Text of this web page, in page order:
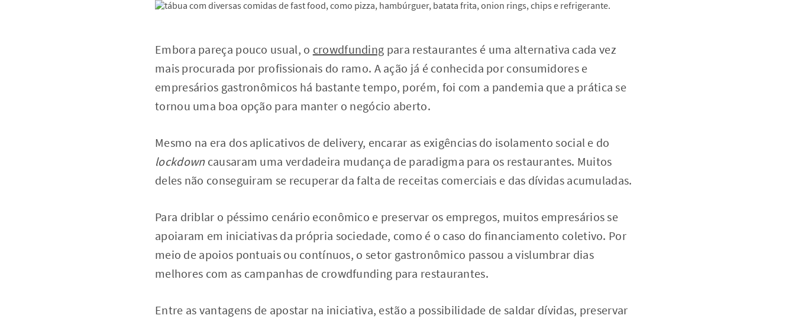
Embora pareça pouco usual, o crowdfunding para restaurantes é uma alternativa cada vez
mais procurada por profissionais do ramo. A ação já é conhecida por consumidores e
empresários gastronômicos há bastante tempo, porém, foi com a pandemia que a prática se
tornou uma boa opção para manter o negócio aberto.
Mesmo na era dos aplicativos de delivery, encarar as exigências do isolamento social e do
lockdown causaram uma verdadeira mudança de paradigma para os restaurantes. Muitos
deles não conseguiram se recuperar da falta de receitas comerciais e das dívidas acumuladas.
Para driblar o péssimo cenário econômico e preservar os empregos, muitos empresários se
apoiaram em iniciativas da própria sociedade, como é o caso do financiamento coletivo. Por
meio de apoios pontuais ou contínuos, o setor gastronômico passou a vislumbrar dias
melhores com as campanhas de crowdfunding para restaurantes.
Entre as vantagens de apostar na iniciativa, estão a possibilidade de saldar dívidas, preservar